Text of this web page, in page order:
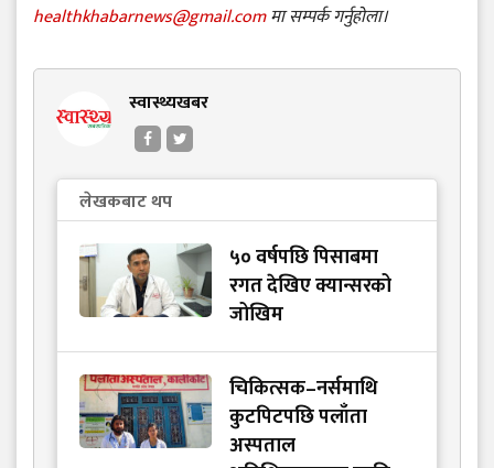
healthkhabarnews@gmail.comमा सम्पर्क गर्नुहोला।
स्वास्थ्यखबर
लेखकबाट थप
५० वर्षपछि पिसाबमा
रगत देखिए क्यान्सरको
जोखिम
चिकित्सक–नर्समाथि
कुटपिटपछि पलाँता
अस्पताल